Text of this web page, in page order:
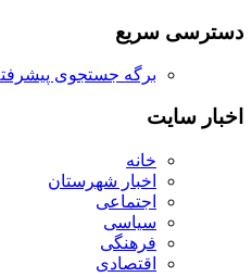
دسترسی سریع
برگه جستجوی
اخبار سایت
خانه
اخبار شهرستان
اجتماعی
سیاسی
فرهنگی
اقتصادی